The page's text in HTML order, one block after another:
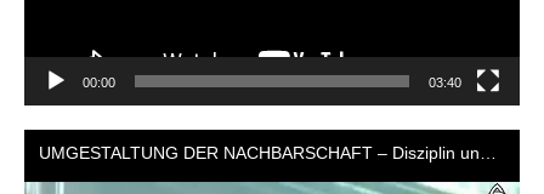
00:00 03:40